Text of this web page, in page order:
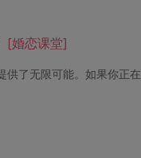
[婚恋课堂]